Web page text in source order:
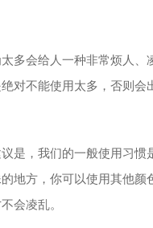
会给人一种非常烦人、
对不能使用太多，否则会
，我们的一般使用习惯
地方，你可以使用其他
会凌乱。